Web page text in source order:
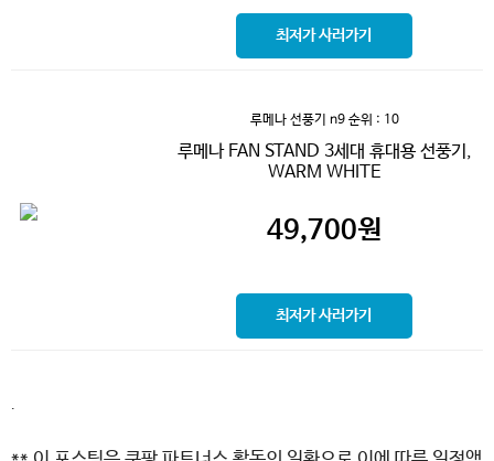
최저가 사러가기
루메나 선풍기 n9순위 : 10
루메나 FAN STAND 3세대 휴대용 선풍기,
WARM WHITE
49,700원
최저가 사러가기
.